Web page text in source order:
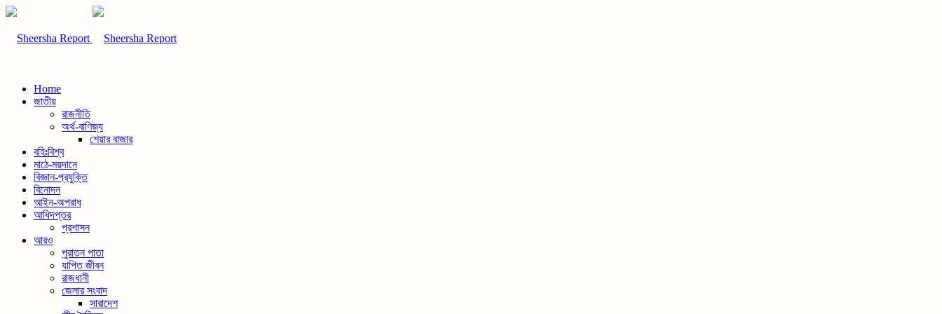
Home
জাতীয়
রাজনীতি
অর্থ-বাণিজ্য
শেয়ার বাজার
বহিঃবিশ্ব
মাঠে-ময়দানে
বিজ্ঞান-প্রযুক্তি
বিনোদন
আইন-অপরাধ
আধিদপ্তর
প্রশাসন
আরও
পুরাতন পাতা
যাপিত জীবন
রাজধানী
জেলার সংবাদ
সারাদেশ